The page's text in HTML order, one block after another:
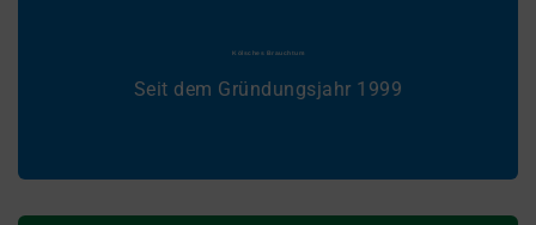
Kölsches Brauchtum
Seit dem Gründungsjahr 1999